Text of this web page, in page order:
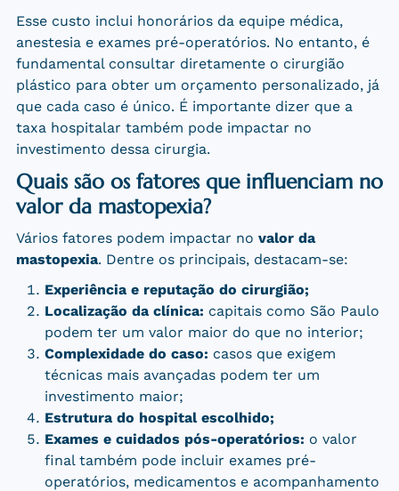
Esse custo inclui honorários da equipe médica,
anestesia e exames pré-operatórios. No entanto, é
fundamental consultar diretamente o cirurgião
plástico para obter um orçamento personalizado, já
que cada caso é único. É importante dizer que a
taxa hospitalar também pode impactar no
investimento dessa cirurgia.
Quais são os fatores que influenciam no
valor da mastopexia?
Vários fatores podem impactar no valor da
mastopexia. Dentre os principais, destacam-se:
Experiência e reputação do cirurgião;
Localização da clínica: capitais como São Paulo
podem ter um valor maior do que no interior;
Complexidade do caso: casos que exigem
técnicas mais avançadas podem ter um
investimento maior;
Estrutura do hospital escolhido;
Exames e cuidados pós-operatórios: o valor
final também pode incluir exames pré-
operatórios, medicamentos e acompanhamento